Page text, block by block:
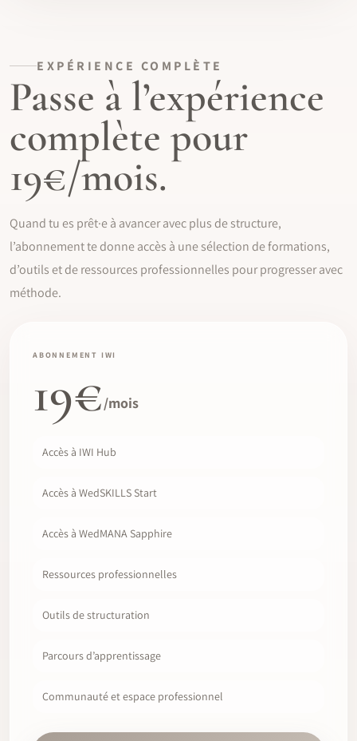
EXPÉRIENCE COMPLÈTE
Passe à l’expérience
complète pour
19€/mois.
Quand tu es prêt·e à avancer avec plus de structure,
l’abonnement te donne accès à une sélection de formations,
d’outils et de ressources professionnelles pour progresser avec
méthode.
ABONNEMENT IWI
19€/mois
Accès à IWI Hub
Accès à WedSKILLS Start
Accès à WedMANA Sapphire
Ressources professionnelles
Outils de structuration
Parcours d’apprentissage
Communauté et espace professionnel